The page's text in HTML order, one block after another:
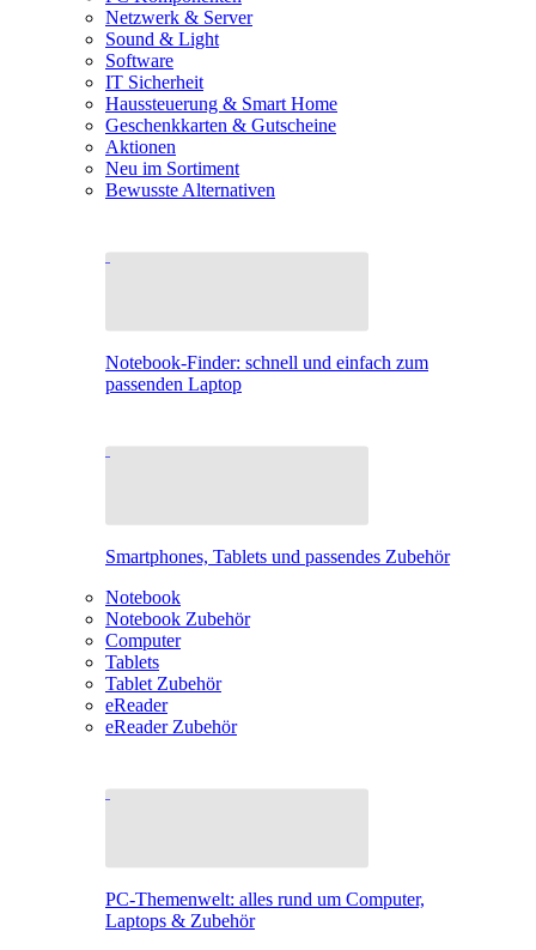
Netzwerk & Server
Sound & Light
Software
IT Sicherheit
Haussteuerung & Smart Home
Geschenkkarten & Gutscheine
Aktionen
Neu im Sortiment
Bewusste Alternativen
Notebook-Finder: schnell und einfach zum
passenden Laptop
Smartphones, Tablets und passendes Zubehör
Notebook
Notebook Zubehör
Computer
Tablets
Tablet Zubehör
eReader
eReader Zubehör
PC-Themenwelt: alles rund um Computer,
Laptops & Zubehör